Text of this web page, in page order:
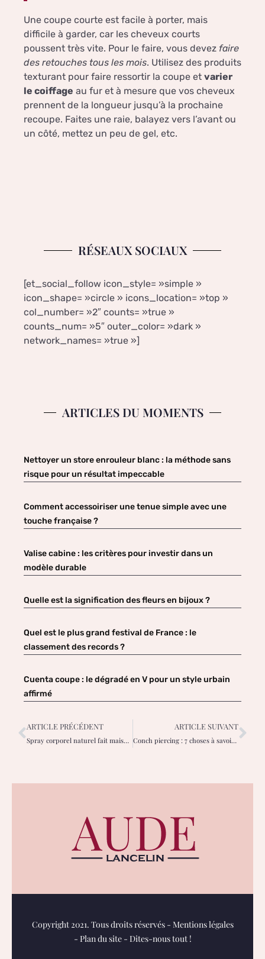
Une coupe courte est facile à porter, mais
difficile à garder, car les cheveux courts
poussent très vite. Pour le faire, vous devez faire
des retouches tous les mois. Utilisez des produits
texturant pour faire ressortir la coupe et varier
le coiffage au fur et à mesure que vos cheveux
prennent de la longueur jusqu’à la prochaine
recoupe. Faites une raie, balayez vers l’avant ou
un côté, mettez un peu de gel, etc.
RÉSEAUX SOCIAUX
[et_social_follow icon_style= »simple »
icon_shape= »circle » icons_location= »top »
col_number= »2″ counts= »true »
counts_num= »5″ outer_color= »dark »
network_names= »true »]
ARTICLES DU MOMENTS
Nettoyer un store enrouleur blanc : la méthode sans
risque pour un résultat impeccable
Comment accessoiriser une tenue simple avec une
touche française ?
Valise cabine : les critères pour investir dans un
modèle durable
Quelle est la signification des fleurs en bijoux ?
Quel est le plus grand festival de France : le
classement des records ?
Cuenta coupe : le dégradé en V pour un style urbain
affirmé
ARTICLE PRÉCÉDENT
Spray corporel naturel fait maison au parfum frais et printanier
ARTICLE SUIVANT
Conch piercing : 7 choses à savoir avant de se faire percer
Copyright 2021. Tous droits réservés - Mentions légales
- Plan du site- Dites-nous tout !